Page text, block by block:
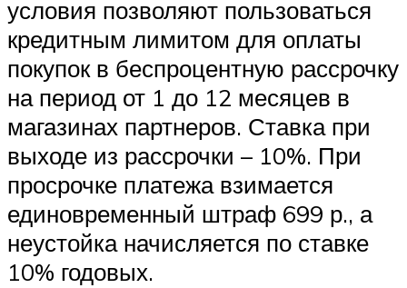
условия позволяют пользоваться
кредитным лимитом для оплаты
покупок в беспроцентную рассрочку
на период от 1 до 12 месяцев в
магазинах партнеров. Ставка при
выходе из рассрочки – 10%. При
просрочке платежа взимается
единовременный штраф 699 р., а
неустойка начисляется по ставке
10% годовых.